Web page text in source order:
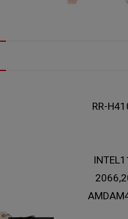
RR-